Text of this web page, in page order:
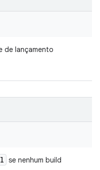
de lançamento
se nenhum build